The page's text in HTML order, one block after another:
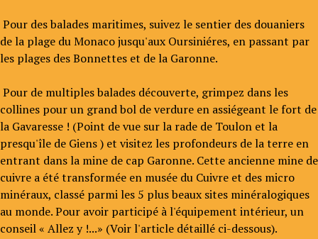
Pour des balades maritimes, suivez le sentier des douaniers
de la plage du Monaco jusqu'aux Oursiniéres, en passant par
les plages des Bonnettes et de la Garonne.
Pour de multiples balades découverte, grimpez dans les
collines pour un grand bol de verdure en assiégeant le fort de
la Gavaresse ! (Point de vue sur la rade de Toulon et la
presqu'île de Giens ) et visitez les profondeurs de la terre en
entrant dans la mine de cap Garonne. Cette ancienne mine de
cuivre a été transformée en musée du Cuivre et des micro
minéraux, classé parmi les 5 plus beaux sites minéralogiques
au monde. Pour avoir participé à l'équipement intérieur, un
conseil « Allez y !...» (Voir l'article détaillé ci-dessous).